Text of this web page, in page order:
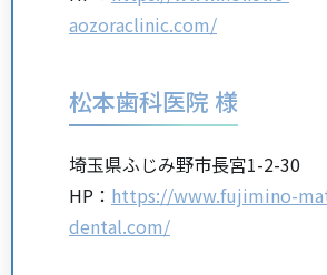
aozoraclinic.com/
松本歯科医院 様
埼玉県ふじみ野市長宮1-2-30
HP： https://www.fujimino-
dental.com/